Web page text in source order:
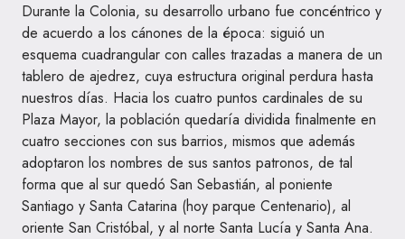
Durante la Colonia, su desarrollo urbano fue concéntrico y
de acuerdo a los cánones de la época: siguió un
esquema cuadrangular con calles trazadas a manera de un
tablero de ajedrez, cuya estructura original perdura hasta
nuestros días. Hacia los cuatro puntos cardinales de su
Plaza Mayor, la población quedaría dividida finalmente en
cuatro secciones con sus barrios, mismos que además
adoptaron los nombres de sus santos patronos, de tal
forma que al sur quedó San Sebastián, al poniente
Santiago y Santa Catarina (hoy parque Centenario), al
oriente San Cristóbal, y al norte Santa Lucía y Santa Ana.